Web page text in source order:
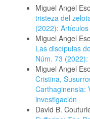
Miguel Angel
tristeza del
(2022):
Miguel Angel
Las discípulas
Núm. 73
Miguel Angel
Cristina,
Carthaginensia:
investigación
David B.